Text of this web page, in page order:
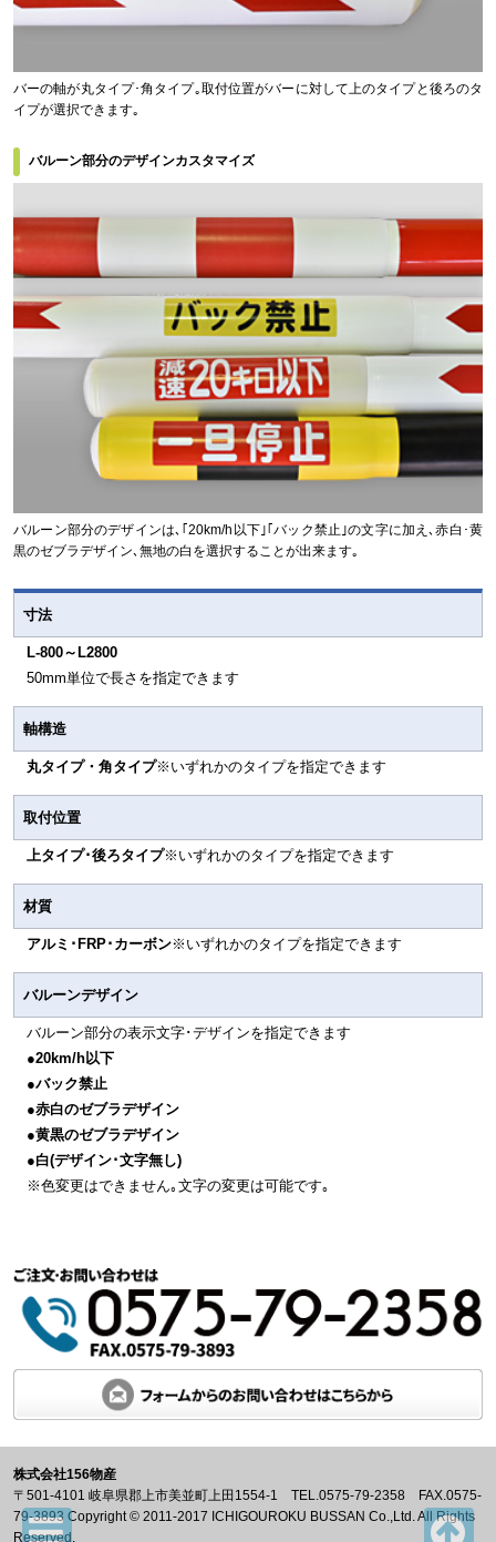
バーの軸が丸タイプ･角タイプ｡取付位置がバーに対して上のタイプと後ろのタ
イプが選択できます｡
バルーン部分のデザインカスタマイズ
バルーン部分のデザインは､｢20km/h以下｣｢バック禁止｣の文字に加え､赤白･黄
黒のゼブラデザイン､無地の白を選択することが出来ます｡
寸法
L-800～L2800
50mm単位で長さを指定できます
軸構造
丸タイプ・角タイプ※いずれかのタイプを指定できます
取付位置
上タイプ･後ろタイプ※いずれかのタイプを指定できます
材質
アルミ･FRP･カーボン※いずれかのタイプを指定できます
バルーンデザイン
バルーン部分の表示文字･デザインを指定できます
●20km/h以下
●バック禁止
●赤白のゼブラデザイン
●黄黒のゼブラデザイン
●白(デザイン･文字無し)
※色変更はできません｡文字の変更は可能です｡
株式会社156物産
〒501-4101 岐阜県郡上市美並町上田1554-1 TEL.0575-79-2358 FAX.0575-
79-3893 Copyright © 2011-2017 ICHIGOUROKU BUSSAN Co.,Ltd. All Rights
Reserved.